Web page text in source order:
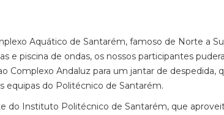
Aquático de Santarém, famoso de Norte a
e piscina de ondas, os nossos participantes
Complexo Andaluz para um jantar de despedida,
equipas do Politécnico de Santarém.
do Instituto Politécnico de Santarém, que